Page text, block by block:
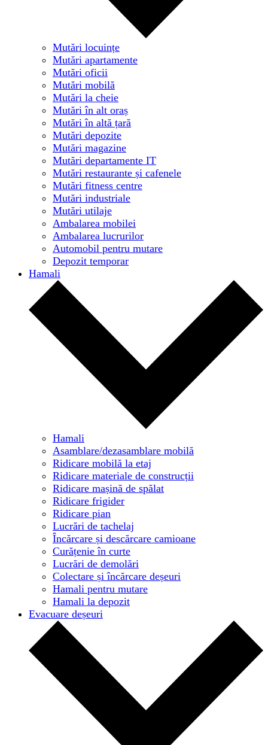
Mutări locuințe
Mutări apartamente
Mutări oficii
Mutări mobilă
Mutări la cheie
Mutări în alt oraș
Mutări în altă țară
Mutări depozite
Mutări magazine
Mutări departamente IT
Mutări restaurante și cafenele
Mutări fitness centre
Mutări industriale
Mutări utilaje
Ambalarea mobilei
Ambalarea lucrurilor
Automobil pentru mutare
Depozit temporar
Hamali
Hamali
Asamblare/dezasamblare mobilă
Ridicare mobilă la etaj
Ridicare materiale de construcții
Ridicare mașină de spălat
Ridicare frigider
Ridicare pian
Lucrări de tachelaj
Încărcare și descărcare camioane
Curățenie în curte
Lucrări de demolări
Colectare și încărcare deșeuri
Hamali pentru mutare
Hamali la depozit
Evacuare deșeuri